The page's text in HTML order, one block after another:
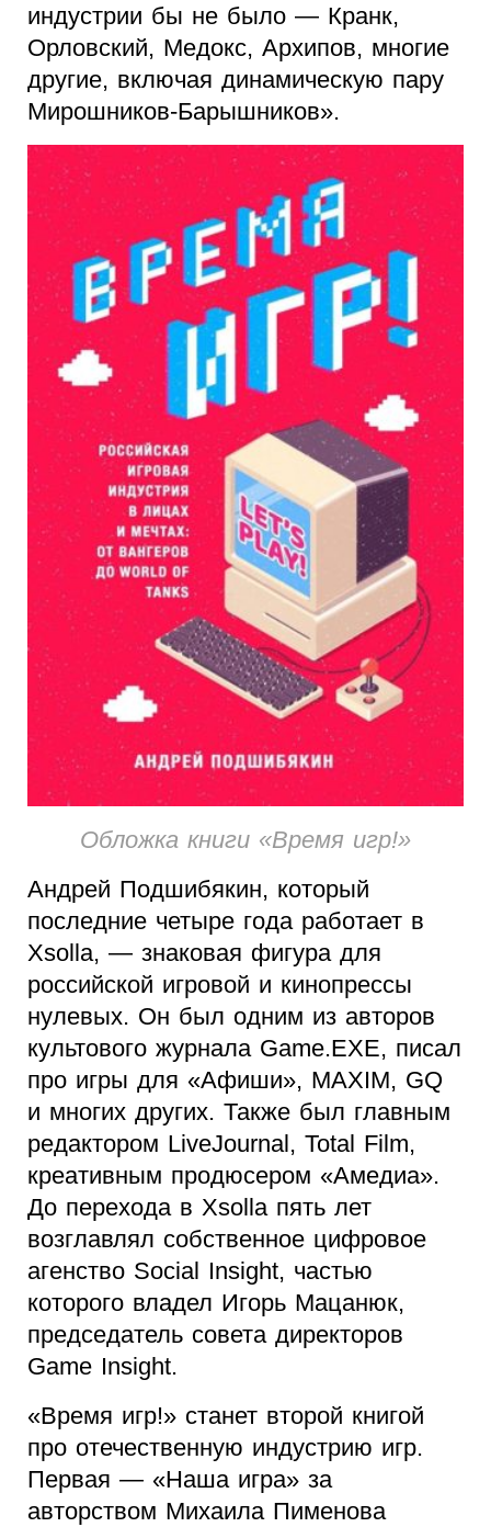
индустрии бы не было — Кранк,
Орловский, Медокс, Архипов, многие
другие, включая динамическую пару
Мирошников-Барышников».
Обложка книги «Время игр!»
Андрей Подшибякин, который
последние четыре года работает в
Xsolla, — знаковая фигура для
российской игровой и кинопрессы
нулевых. Он был одним из авторов
культового журнала Game.EXE, писал
про игры для «Афиши», MAXIM, GQ
и многих других. Также был главным
редактором LiveJournal, Total Film,
креативным продюсером «Амедиа».
До перехода в Xsolla пять лет
возглавлял собственное цифровое
агенство Social Insight, частью
которого владел Игорь Мацанюк,
председатель совета директоров
Game Insight.
«Время игр!» станет второй книгой
про отечественную индустрию игр.
Первая — «Наша игра» за
авторством Михаила Пименова